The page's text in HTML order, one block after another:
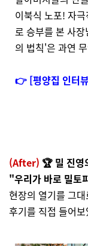
이북식 노포! 자
로 승부를 본 사
의 법칙'은 과연
👉 [평양집 인터
(After) 🏆 밀 진영
"우리가 바로 밀토
현장의 열기를 그
후기를 직접 들어